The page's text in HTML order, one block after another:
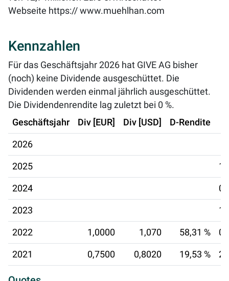
Webseite https:// www.muehlhan.com
Kennzahlen
Für das Geschäftsjahr 2026 hat GIVE AG bisher
(noch) keine Dividende ausgeschüttet. Die
Dividenden werden einmal jährlich ausgeschüttet.
Die Dividendenrendite lag zuletzt bei 0 %.
Geschäftsjahr
Div [EUR] Div [USD] D-Rendite
2026
2025
2024
2023
2022 1,0000 1,070 58,31 %
2021 0,7500 0,8020 19,53 %